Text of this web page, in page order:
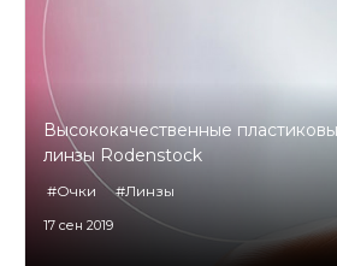
Высококачественные
линзы Rodenstock
#Очки #Линзы
17 сен 2019